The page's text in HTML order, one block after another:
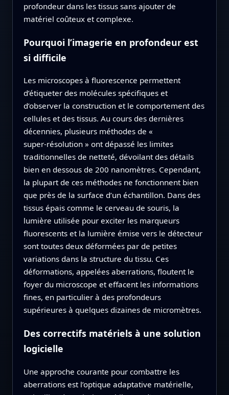
profondeur dans les tissus sans ajouter de
matériel coûteux et complexe.
Pourquoi l’imagerie en profondeur est
si difficile
Les microscopes à fluorescence permettent
d’étiqueter des molécules spécifiques et
d’observer la construction et le comportement des
cellules et des tissus. Au cours des dernières
décennies, plusieurs méthodes de «
super‑résolution » ont dépassé les limites
traditionnelles de netteté, dévoilant des détails
bien en dessous de 200 nanomètres. Cependant,
la plupart de ces méthodes ne fonctionnent bien
que près de la surface d’un échantillon. Dans des
tissus épais comme le cerveau de souris, la
lumière utilisée pour exciter les marqueurs
fluorescents et la lumière émise vers le détecteur
sont toutes deux déformées par de petites
variations dans la structure du tissu. Ces
déformations, appelées aberrations, floutent le
foyer du microscope et effacent les informations
fines, en particulier à des profondeurs
supérieures à quelques dizaines de micromètres.
Des correctifs matériels à une solution
logicielle
Une approche courante pour combattre les
aberrations est l’optique adaptative matérielle,